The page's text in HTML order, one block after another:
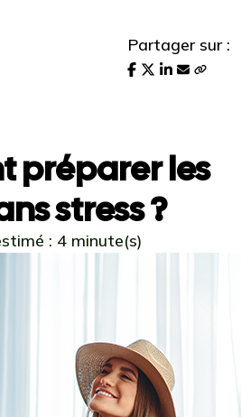
Partager sur :
préparer les
stress ?
: 4 minute(s)